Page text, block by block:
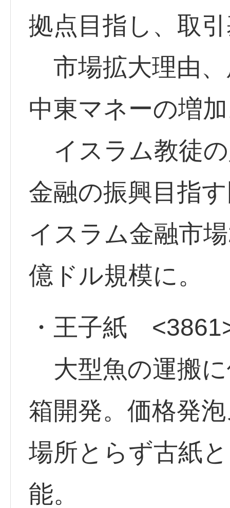
拠点目指し、取
市場拡大理由、
中東マネーの増
イスラム教徒
金融の振興目指
イスラム金融市
億ドル規模に。
・王子紙
大型魚の運搬
箱開発。価格発
場所とらず古紙
能。